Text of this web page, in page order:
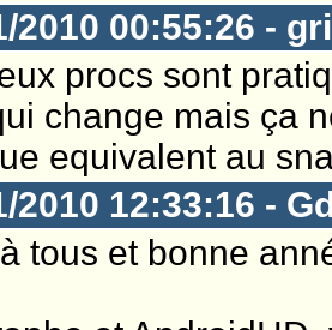
2010 00:55:26 -
procs sont
change mais ça
equivalent au
2010 12:33:16 -
tous et bonne